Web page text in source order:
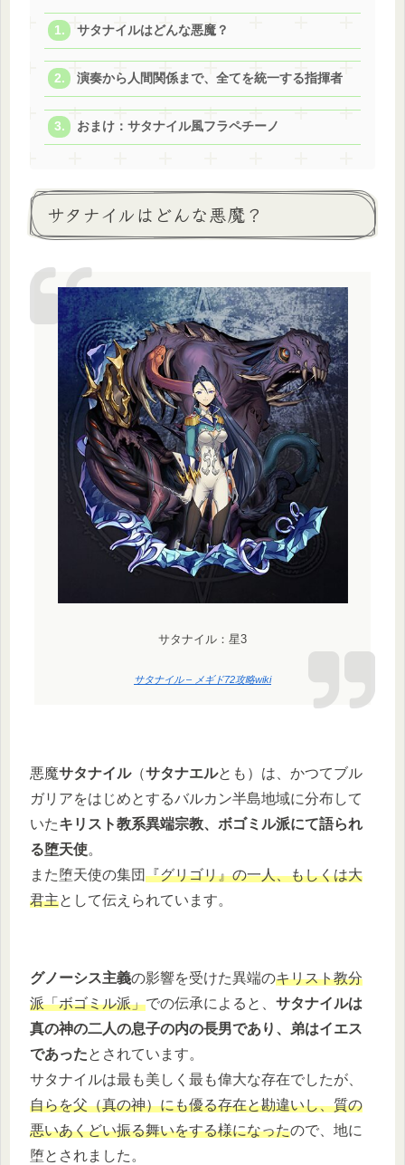
サタナイルはどんな悪魔？
演奏から人間関係まで、全てを統一する指揮者
おまけ：サタナイル風フラペチーノ
サタナイルはどんな悪魔？
サタナイル：星3
サタナイル – メギド72攻略wiki
悪魔サタナイル（サタナエルとも）は、かつてブル
ガリアをはじめとするバルカン半島地域に分布して
いたキリスト教系異端宗教、ボゴミル派にて語られ
る堕天使。
また堕天使の集団『グリゴリ』の一人、もしくは大
君主として伝えられています。
グノーシス主義の影響を受けた異端のキリスト教分
派「ボゴミル派」での伝承によると、 サタナイルは
真の神の二人の息子の内の長男であり、弟はイエス
であったとされています。
サタナイルは最も美しく最も偉大な存在でしたが、
自らを父（真の神）にも優る存在と勘違いし、質の
悪いあくどい振る舞いをする様になったので、地に
堕とされました。